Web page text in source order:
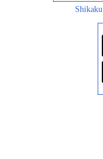
Shikaku